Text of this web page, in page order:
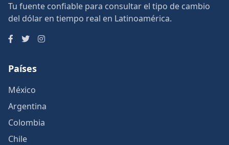
Tu fuente confiable para consultar el tipo de cambio
del dólar en tiempo real en Latinoamérica.
Países
México
Argentina
Colombia
Chile